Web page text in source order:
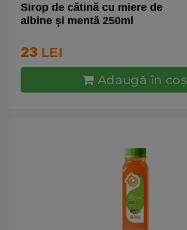
Sirop de cătină cu miere de
albine şi mentă 250ml
23 LEI
Adaugă în coş